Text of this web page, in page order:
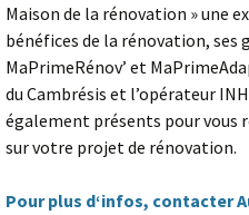
Maison de la rénovation » une
bénéfices de la rénovation, ses
MaPrimeRénov’ et
du Cambrésis et l’opérateur
également présents pour vous
sur votre projet de rénovation.
Pour plus d‘infos, contacter